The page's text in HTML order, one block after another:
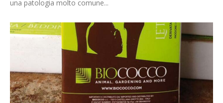
una patologia molto comune...